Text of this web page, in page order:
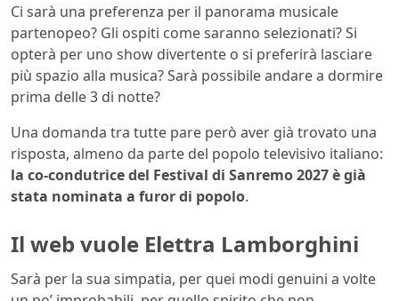
Ci sarà una preferenza per il panorama musicale
partenopeo? Gli ospiti come saranno selezionati? Si
opterà per uno show divertente o si preferirà lasciare
più spazio alla musica? Sarà possibile andare a dormire
prima delle 3 di notte?
Una domanda tra tutte pare però aver già trovato una
risposta, almeno da parte del popolo televisivo italiano:
la co-condutrice del Festival di Sanremo 2027 è già
stata nominata a furor di popolo.
Il web vuole Elettra Lamborghini
Sarà per la sua simpatia, per quei modi genuini a volte